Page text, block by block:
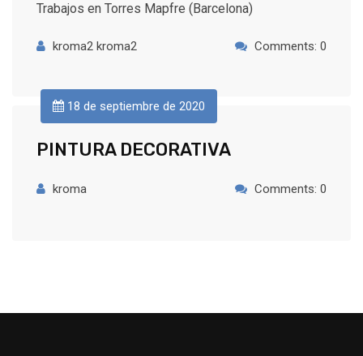
Trabajos en Torres Mapfre (Barcelona)
kroma2 kroma2 Comments: 0
18 de septiembre de 2020
PINTURA DECORATIVA
kroma Comments: 0